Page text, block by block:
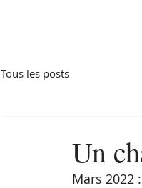
Tous les posts
Un
Mars 2022